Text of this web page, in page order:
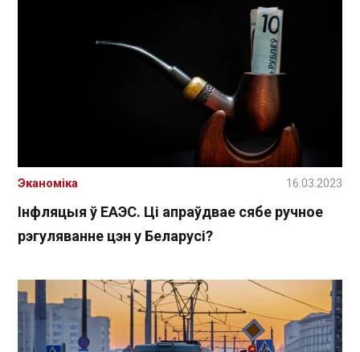
Інфляцыя ў ЕАЭС. Ці апраўдвае сябе ручное
рэгуляванне цэн у Беларусі?
Эканоміка 16.03.2023